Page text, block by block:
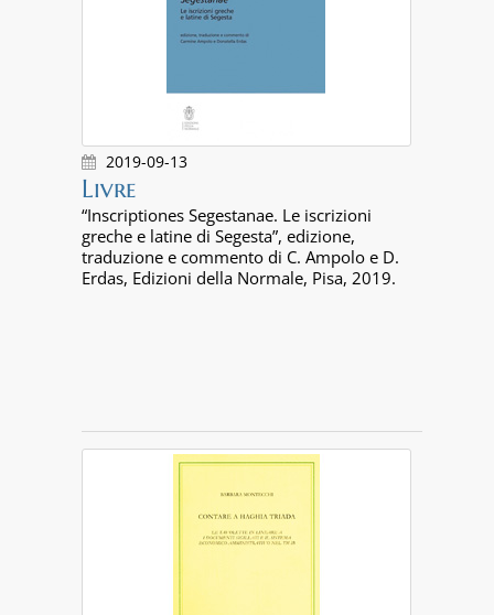
2019-09-13
Livre
“Inscriptiones Segestanae. Le iscrizioni
greche e latine di Segesta”, edizione,
traduzione e commento di C. Ampolo e D.
Erdas, Edizioni della Normale, Pisa, 2019.